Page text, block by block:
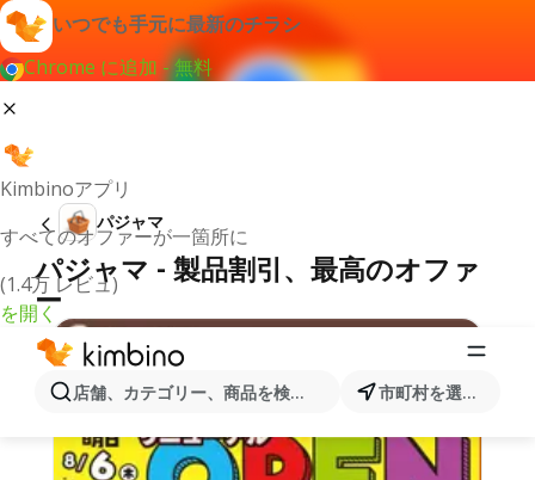
いつでも手元に最新のチラシ
Chrome に追加 - 無料
Kimbinoアプリ
すべてのオファーが一箇所に
(1.4万 レビュ)
を開く
店舗、カテゴリー、商品を検索... 市町村を選択します
パジャマ
パジャマ - 製品割引、最高のオファ
ー